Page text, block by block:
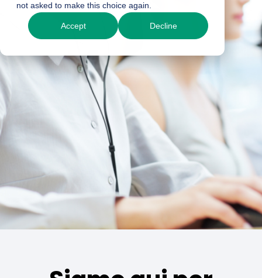
not asked to make this choice again.
Accept Decline